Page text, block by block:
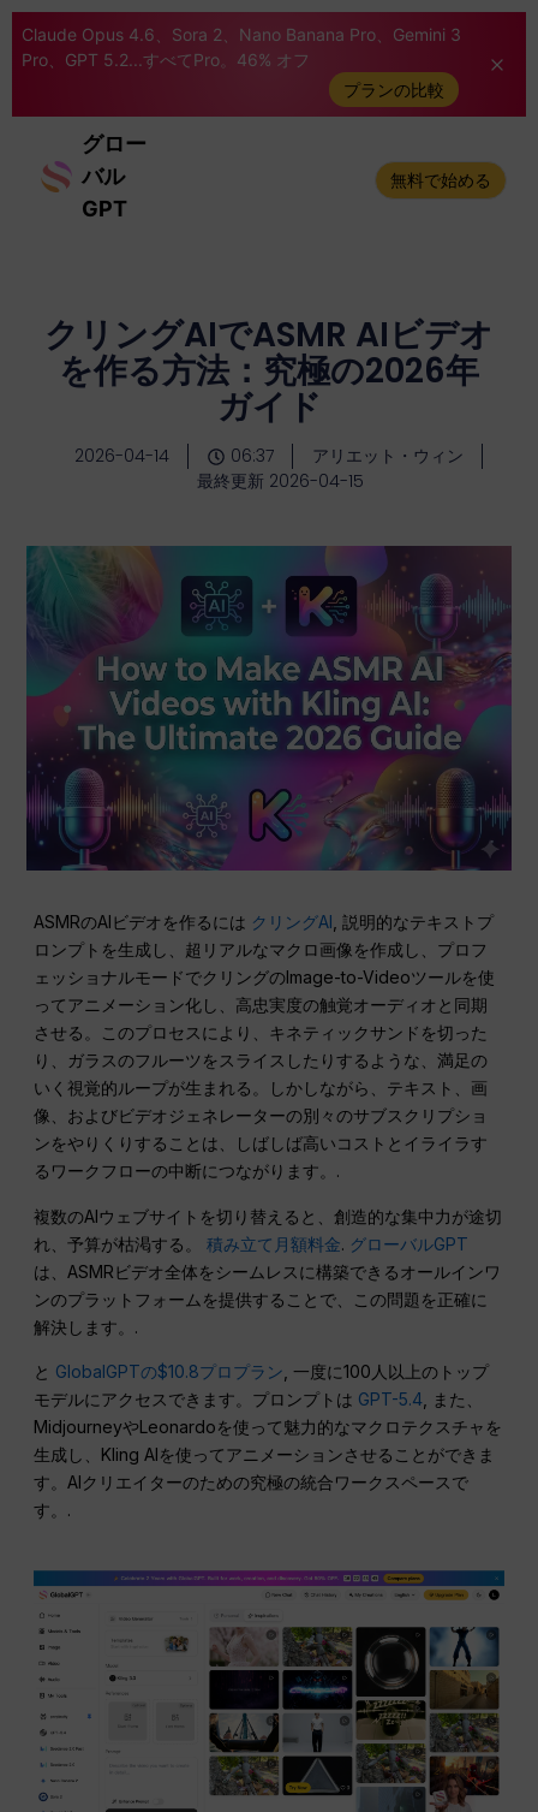
Claude Opus 4.6、Sora 2、Nano Banana Pro、Gemini 3
Pro、GPT 5.2...すべてPro。46% オフ
プランの比較
グロー
バル
GPT
無料で始める
クリングAIでASMR AIビデオ
を作る方法：究極の2026年
ガイド
2026-04-14 06:37
アリエット・ウィン
最終更新 2026-04-15
ASMRのAIビデオを作るには クリングAI , 説明的なテキストプ
ロンプトを生成し、超リアルなマクロ画像を作成し、プロフ
ェッショナルモードでクリングのImage-to-Videoツールを使
ってアニメーション化し、高忠実度の触覚オーディオと同期
させる。このプロセスにより、キネティックサンドを切った
り、ガラスのフルーツをスライスしたりするような、満足の
いく視覚的ループが生まれる。しかしながら、テキスト、画
像、およびビデオジェネレーターの別々のサブスクリプショ
ンをやりくりすることは、しばしば高いコストとイライラす
るワークフローの中断につながります。.
複数のAIウェブサイトを切り替えると、創造的な集中力が途切
れ、予算が枯渇する。積み立て月額料金. グローバルGPT
は、ASMRビデオ全体をシームレスに構築できるオールインワ
ンのプラットフォームを提供することで、この問題を正確に
解決します。.
と GlobalGPTの$10.8プロプラン , 一度に100人以上のトップ
モデルにアクセスできます。プロンプトは GPT-5.4 , また、
MidjourneyやLeonardoを使って魅力的なマクロテクスチャを
生成し、Kling AIを使ってアニメーションさせることができま
す。AIクリエイターのための究極の統合ワークスペースで
す。.